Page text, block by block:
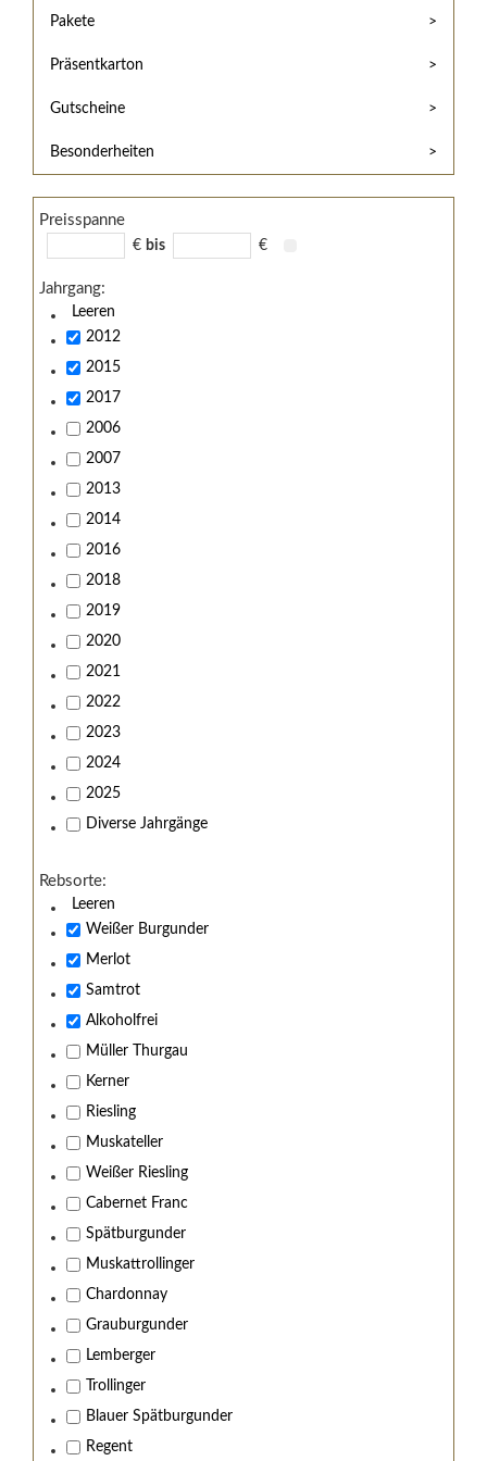
/
Widerrufsformular
AGB
und
Zahlungsbedingungen
Meine
Bestellung
Pakete
Präsentkarton
Gutscheine
Besonderheiten
Preisspanne
€ bis €
Jahrgang:
Leeren
2012
2015
2017
2006
2007
2013
2014
2016
2018
2019
2020
2021
2022
2023
2024
2025
Diverse Jahrgänge
Rebsorte:
Leeren
Weißer Burgunder
Merlot
Samtrot
Alkoholfrei
Müller Thurgau
Kerner
Riesling
Muskateller
Weißer Riesling
Cabernet Franc
Spätburgunder
Muskattrollinger
Chardonnay
Grauburgunder
Lemberger
Trollinger
Blauer Spätburgunder
Regent